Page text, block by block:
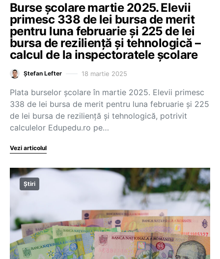
Burse școlare martie 2025. Elevii
primesc 338 de lei bursa de merit
pentru luna februarie și 225 de lei
bursa de reziliență și tehnologică –
calcul de la inspectoratele școlare
Ștefan Lefter 18 martie 2025
Plata burselor școlare în martie 2025. Elevii primesc
338 de lei bursa de merit pentru luna februarie și 225
de lei bursa de reziliență și tehnologică, potrivit
calculelor Edupedu.ro pe…
Vezi articolul
Știri